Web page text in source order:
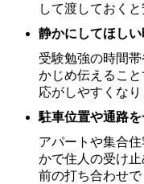
して渡しておく
静かにしてほし
受験勉強の時間
かじめ伝えるこ
応がしやすくなり
駐車位置や通路
アパートや集合
かで住人の受け
前の打ち合わせ